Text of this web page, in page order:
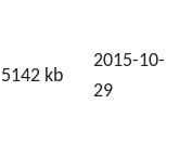
5142 kb
2015-10-
29